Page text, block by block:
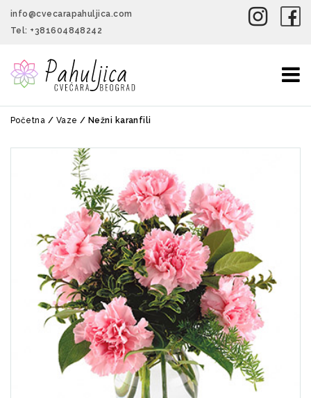
info@cvecarapahuljica.com
Tel: +381604848242
Početna / Vaze / Nežni karanfili